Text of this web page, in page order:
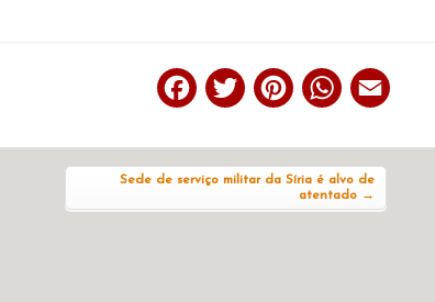
Facebook
Twitter PinterestWhatsApp
Sede de serviço militar da Síria é alvo de
atentado →